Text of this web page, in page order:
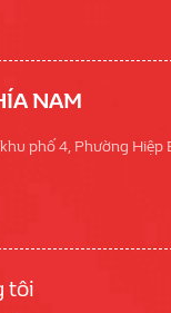
NAM
phố 4, Phường Hiệp
tôi